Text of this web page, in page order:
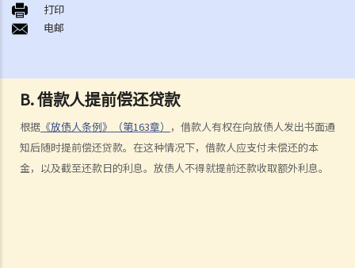
B. 借款人提前偿还贷款
根据 《放债人条例》（第163章） ，借款人有权在向放债人发出书面通
知后随时提前偿还贷款。在这种情况下，借款人应支付未偿还的本
金，以及截至还款日的利息。放债人不得就提前还款收取额外利息。
2. 谁受到《放债人条例》（第163章）的保障？
3. 放债人的领牌事宜
5. 其他要求
A. 格式要求
B. 借款人提前偿还贷款
C. 非法协议
D. 对放债广告的限制
打印
电邮